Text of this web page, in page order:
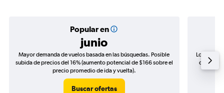
Popular en
junio
Mayor demanda de vuelos basada en las búsquedas. Posible
subida de precios del 16% (aumento potencial de $166 sobre el
precio promedio de ida y vuelta).
Buscar ofertas
Los
de